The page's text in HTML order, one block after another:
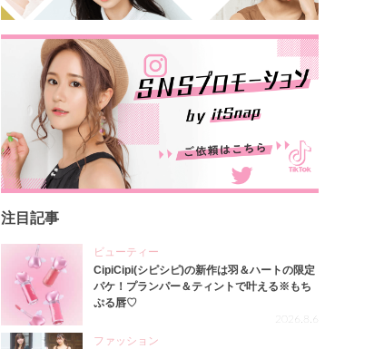
注目記事
ビューティー
CipiCipi(シピシピ)の新作は羽＆ハートの限定
パケ！プランパー＆ティントで叶える※もち
ぷる唇♡
2026.8.6
ファッション